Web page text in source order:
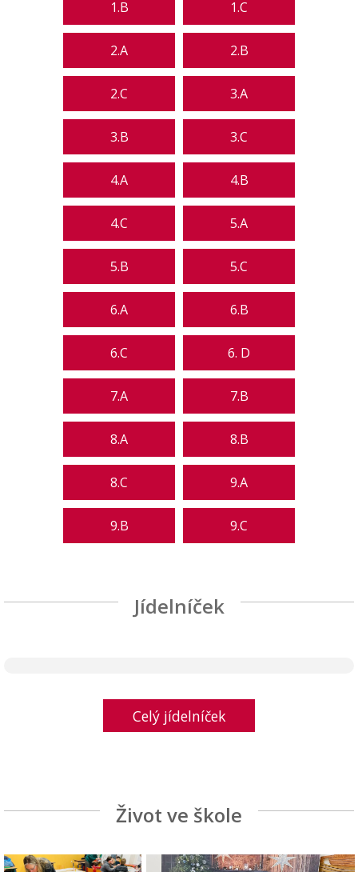
1.B 1.C
2.A 2.B
2.C 3.A
3.B 3.C
4.A 4.B
4.C 5.A
5.B 5.C
6.A 6.B
6.C 6. D
7.A 7.B
8.A 8.B
8.C 9.A
9.B 9.C
Jídelníček
Celý jídelníček
Život ve škole